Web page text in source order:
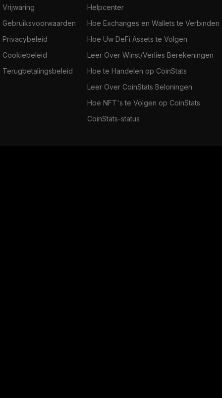
Vrijwaring
Gebruiksvoorwaarden
Privacybeleid
Cookiebeleid
Terugbetalingsbeleid
Helpcenter
Hoe Exchanges en Wallets te Verbinden
Hoe Uw DeFi Assets te Volgen
Leer Over Winst/Verlies Berekeningen
Hoe te Handelen op CoinStats
Leer Over CoinStats Beloningen
Hoe NFT's te Volgen op CoinStats
CoinStats-status